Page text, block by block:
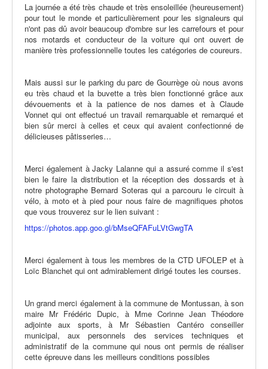
La journée a été très chaude et très ensoleillée (heureusement)
pour tout le monde et particulièrement pour les signaleurs qui
n'ont pas dû avoir beaucoup d'ombre sur les carrefours et pour
nos motards et conducteur de la voiture qui ont ouvert de
manière très professionnelle toutes les catégories de coureurs.
Mais aussi sur le parking du parc de Gourrège où nous avons
eu très chaud et la buvette a très bien fonctionné grâce aux
dévouements et à la patience de nos dames et à Claude
Vonnet qui ont effectué un travail remarquable et remarqué et
bien sûr merci à celles et ceux qui avaient confectionné de
délicieuses pâtisseries…
Merci également à Jacky Lalanne qui a assuré comme il s'est
bien le faire la distribution et la réception des dossards et à
notre photographe Bernard Soteras qui a parcouru le circuit à
vélo, à moto et à pied pour nous faire de magnifiques photos
que vous trouverez sur le lien suivant :
https://photos.app.goo.gl/bMseQFAFuLVtGwgTA
Merci également à tous les membres de la CTD UFOLEP et à
Loïc Blanchet qui ont admirablement dirigé toutes les courses.
Un grand merci également à la commune de Montussan, à son
maire Mr Frédéric Dupic, à Mme Corinne Jean Théodore
adjointe aux sports, à Mr Sébastien Cantéro conseiller
municipal, aux personnels des services techniques et
administratif de la commune qui nous ont permis de réaliser
cette épreuve dans les meilleurs conditions possibles